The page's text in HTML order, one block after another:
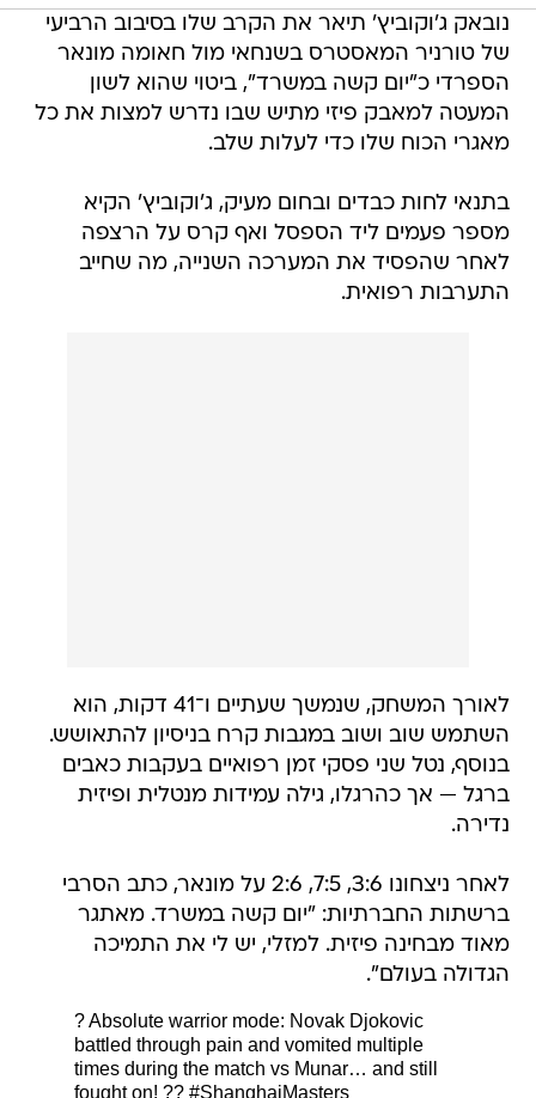
נובאק ג'וקוביץ' תיאר את הקרב שלו בסיבוב הרביעי
של טורניר המאסטרס בשנחאי מול חאומה מונאר
הספרדי כ"יום קשה במשרד", ביטוי שהוא לשון
המעטה למאבק פיזי מתיש שבו נדרש למצות את כל
מאגרי הכוח שלו כדי לעלות שלב.
בתנאי לחות כבדים ובחום מעיק, ג'וקוביץ' הקיא
מספר פעמים ליד הספסל ואף קרס על הרצפה
לאחר שהפסיד את המערכה השנייה, מה שחייב
התערבות רפואית.
לאורך המשחק, שנמשך שעתיים ו־41 דקות, הוא
השתמש שוב ושוב במגבות קרח בניסיון להתאושש.
בנוסף, נטל שני פסקי זמן רפואיים בעקבות כאבים
ברגל — אך כהרגלו, גילה עמידות מנטלית ופיזית
נדירה.
לאחר ניצחונו 3:6, 7:5, 2:6 על מונאר, כתב הסרבי
ברשתות החברתיות: "יום קשה במשרד. מאתגר
מאוד מבחינה פיזית. למזלי, יש לי את התמיכה
הגדולה בעולם".
? Absolute warrior mode: Novak Djokovic
battled through pain and vomited multiple
times during the match vs Munar… and still
fought on! ??#ShanghaiMasters